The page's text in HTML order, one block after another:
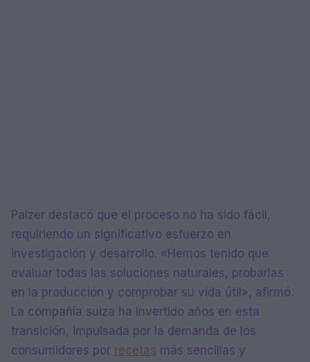
Palzer destacó que el proceso no ha sido fácil,
requiriendo un significativo esfuerzo en
investigación y desarrollo. «Hemos tenido que
evaluar todas las soluciones naturales, probarlas
en la producción y comprobar su vida útil», afirmó.
La compañía suiza ha invertido años en esta
transición, impulsada por la demanda de los
consumidores por recetas más sencillas y